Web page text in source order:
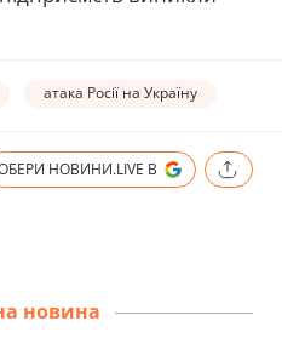
атака Росії на Україну
НОВИНИ.LIVE В
новина